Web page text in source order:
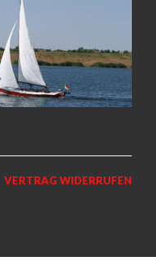
VERTRAG WIDERRUFEN